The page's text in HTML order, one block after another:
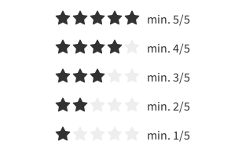
Filter hinzufügen: Minimum
min. 5/5
Filter hinzufügen: Minimum
min. 4/5
Filter hinzufügen: Minimum
min. 3/5
Filter hinzufügen: Minimum
min. 2/5
min. 1/5